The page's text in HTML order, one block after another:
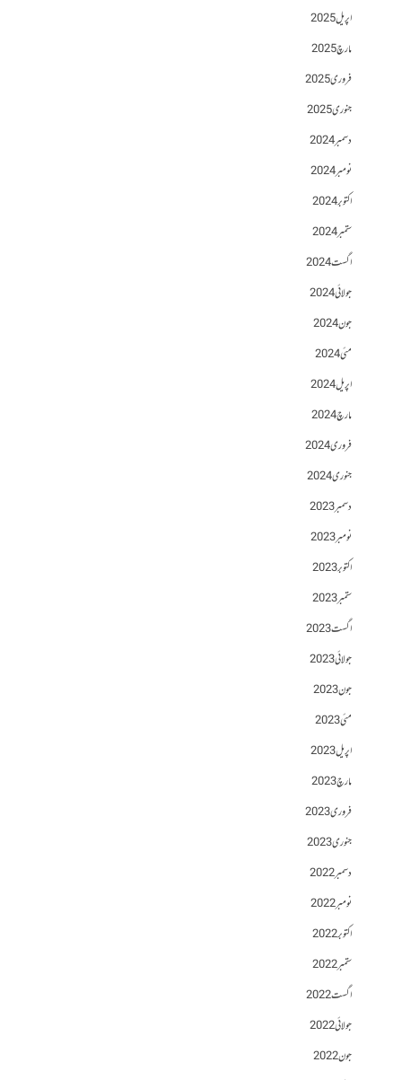
اپریل 2025
مارچ 2025
فروری 2025
جنوری 2025
دسمبر 2024
نومبر 2024
اکتوبر 2024
ستمبر 2024
اگست 2024
جولائی 2024
جون 2024
مئی 2024
اپریل 2024
مارچ 2024
فروری 2024
جنوری 2024
دسمبر 2023
نومبر 2023
اکتوبر 2023
ستمبر 2023
اگست 2023
جولائی 2023
جون 2023
مئی 2023
اپریل 2023
مارچ 2023
فروری 2023
جنوری 2023
دسمبر 2022
نومبر 2022
اکتوبر 2022
ستمبر 2022
اگست 2022
جولائی 2022
جون 2022